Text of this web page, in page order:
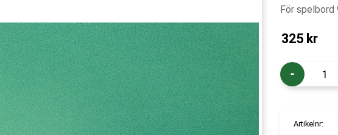
För spelbord
325 kr
-
Artikelnr